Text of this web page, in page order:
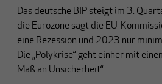
Das deutsche BIP steigt im 3.
die Eurozone sagt die EU-
eine Rezession und 2023 nur
Die „Polykrise“ geht einher mit
Maß an Unsicherheit“.